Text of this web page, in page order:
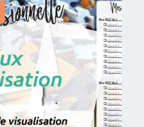
:
47,00 €.